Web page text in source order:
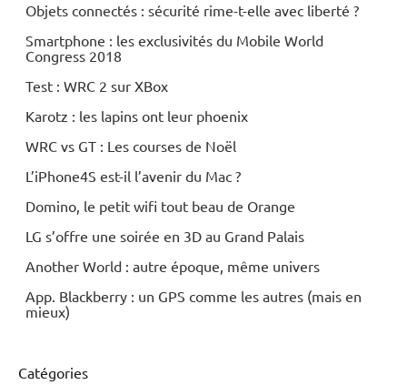
Objets connectés : sécurité rime-t-elle avec liberté ?
Smartphone : les exclusivités du Mobile World
Congress 2018
Test : WRC 2 sur XBox
Karotz : les lapins ont leur phoenix
WRC vs GT : Les courses de Noël
L’iPhone4S est-il l’avenir du Mac ?
Domino, le petit wifi tout beau de Orange
LG s’offre une soirée en 3D au Grand Palais
Another World : autre époque, même univers
App. Blackberry : un GPS comme les autres (mais en
mieux)
Catégories